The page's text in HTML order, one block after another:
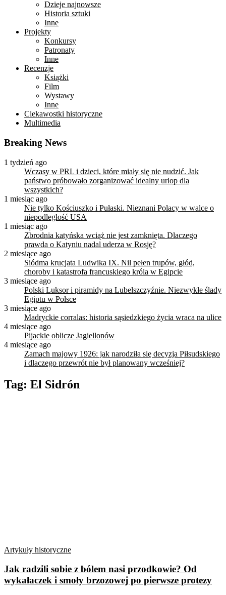
Dzieje najnowsze
Historia sztuki
Inne
Projekty
Konkursy
Patronaty
Inne
Recenzje
Książki
Film
Wystawy
Inne
Ciekawostki historyczne
Multimedia
Breaking News
1 tydzień ago
Wczasy w PRL i dzieci, które miały się nie nudzić. Jak
państwo próbowało zorganizować idealny urlop dla
wszystkich?
1 miesiąc ago
Nie tylko Kościuszko i Pułaski. Nieznani Polacy w walce o
niepodległość USA
1 miesiąc ago
Zbrodnia katyńska wciąż nie jest zamknięta. Dlaczego
prawda o Katyniu nadal uderza w Rosję?
2 miesiące ago
Siódma krucjata Ludwika IX. Nil pełen trupów, głód,
choroby i katastrofa francuskiego króla w Egipcie
3 miesiące ago
Polski Luksor i piramidy na Lubelszczyźnie. Niezwykłe ślady
Egiptu w Polsce
3 miesiące ago
Madryckie corralas: historia sąsiedzkiego życia wraca na ulice
4 miesiące ago
Pijackie oblicze Jagiellonów
4 miesiące ago
Zamach majowy 1926: jak narodziła się decyzja Piłsudskiego
i dlaczego przewrót nie był planowany wcześniej?
Tag: El Sidrón
Artykuły historyczne
Jak radzili sobie z bólem nasi przodkowie? Od
wykałaczek i smoły brzozowej po pierwsze protezy